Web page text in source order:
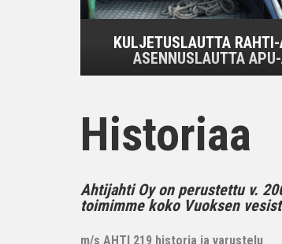
KULJETUSLAUTTA
ASENNUSLAUTTA
Historiaa
Ahtijahti Oy on perustettu v.
toimimme koko Vuoksen
m/s AHTI 219 historia ja varustelu